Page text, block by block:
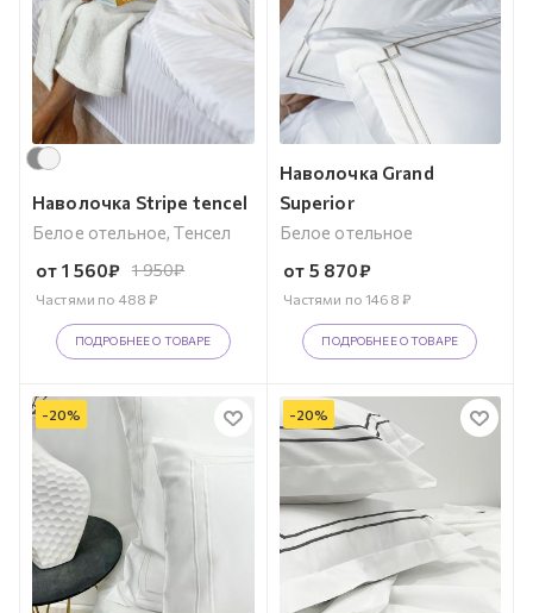
Наволочка Stripe tencel
Белое отельное, Тенсел
от 1 560₽ 1 950₽
Частями по 488 ₽
ПОДРОБНЕЕ О ТОВАРЕ
Наволочка Grand
Superior
Белое отельное
от 5 870₽
Частями по1468 ₽
ПОДРОБНЕЕ О ТОВАРЕ
-20% -20%